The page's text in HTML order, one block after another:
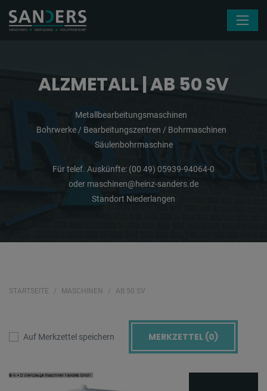
ALZMETALL | AB 50 SV
Metallbearbeitungsmaschinen
Bohrwerke / Bearbeitungszentren / Bohrmaschinen
Säulenbohrmaschine
Für telef. Auskünfte: (00 49) 05939-94064-0
oder maschinen@heinz-sanders.de
Standort Niederlangen
STARTSEITE MASCHINEN AB 50 SV
Auf Merkzettel speichern MERKZETTEL (0)